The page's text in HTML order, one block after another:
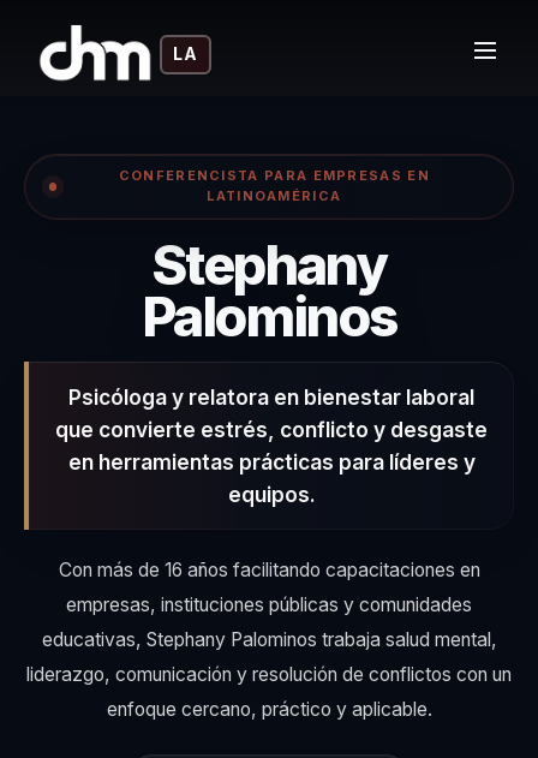
LA
CONFERENCISTA PARA EMPRESAS EN
LATINOAMÉRICA
Stephany
Palominos–
Psicóloga y relatora en bienestar laboral
que convierte estrés, conflicto y desgaste
en herramientas prácticas para líderes y
equipos.
Con más de 16 años facilitando capacitaciones en
empresas, instituciones públicas y comunidades
educativas, Stephany Palominos trabaja salud mental,
liderazgo, comunicación y resolución de conflictos con un
enfoque cercano, práctico y aplicable.